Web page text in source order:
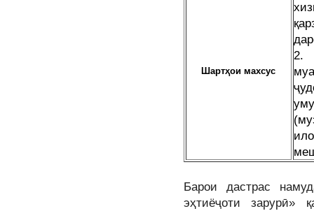
Шартҳои махсус
2.
Барои дастрас
эҳтиёҷоти зарурӣ»